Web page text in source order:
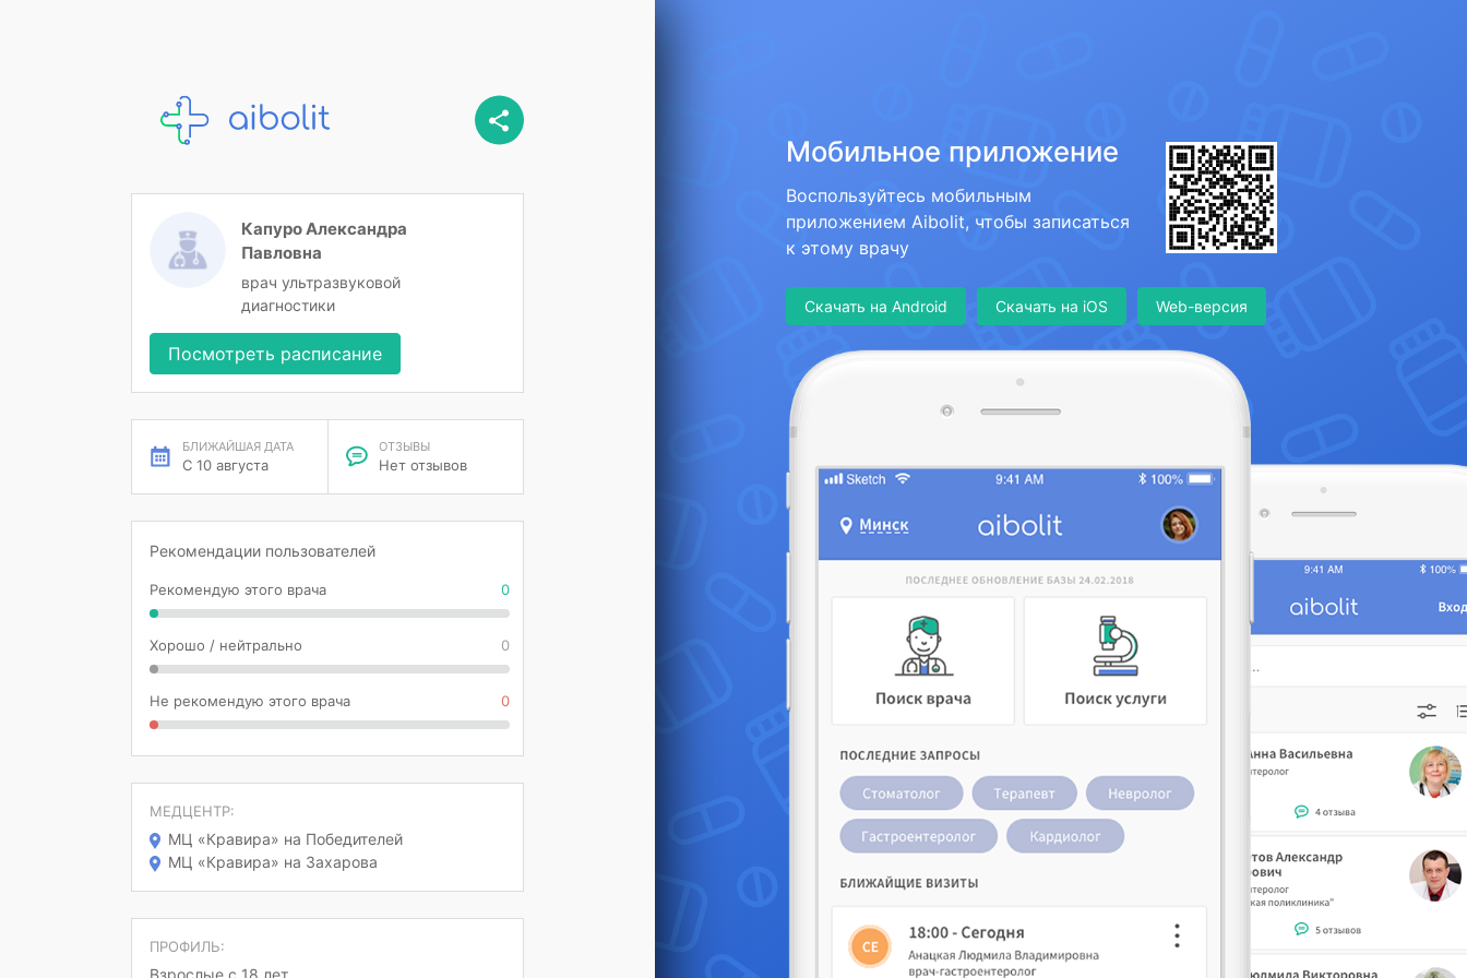
Мобильное приложение
Воспользуйтесь мобильным
приложением Aibolit, чтобы записаться
к этому врачу
Скачать на Android Скачать на iOS Web-версия
Капуро Александра
Павловна
врач ультразвуковой
диагностики
Посмотреть расписание
БЛИЖАЙШАЯ ДАТА
С 10 августа
ОТЗЫВЫ
Нет отзывов
Рекомендации пользователей
Рекомендую этого врача 0
Хорошо / нейтрально 0
Не рекомендую этого врача 0
МЕДЦЕНТР:
МЦ «Кравира» на Победителей
МЦ «Кравира» на Захарова
ПРОФИЛЬ:
Взрослые с 18 лет